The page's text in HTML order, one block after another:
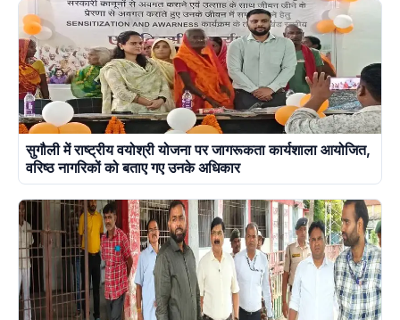
सुगौली में राष्ट्रीय वयोश्री योजना पर जागरूकता कार्यशाला आयोजित,
वरिष्ठ नागरिकों को बताए गए उनके अधिकार